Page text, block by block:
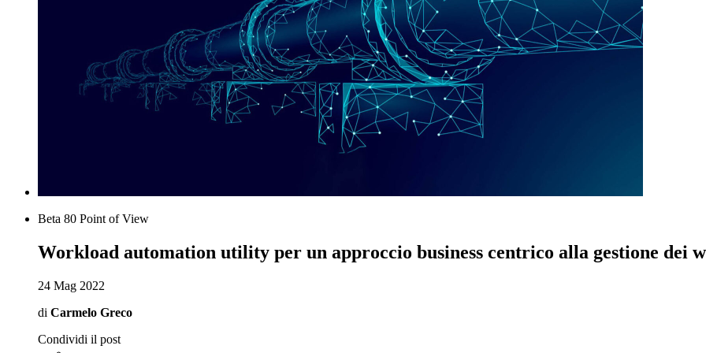
Beta 80 Point of View
Workload automation utility per un approccio business centrico alla gestione dei
24 Mag 2022
di Carmelo Greco
Condividi il post